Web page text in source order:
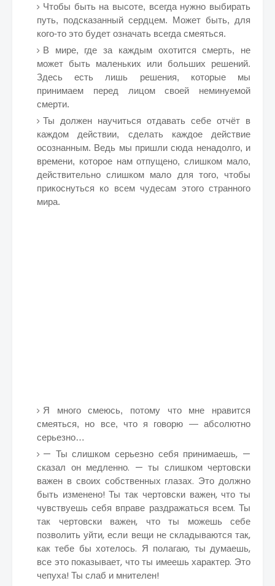
Чтобы быть на высоте, всегда нужно выбирать
путь, подсказанный сердцем. Может быть, для
кого-то это будет означать всегда смеяться.
В мире, где за каждым охотится смерть, не
может быть маленьких или больших решений.
Здесь есть лишь решения, которые мы
принимаем перед лицом своей неминуемой
смерти.
Ты должен научиться отдавать себе отчёт в
каждом действии, сделать каждое действие
осознанным. Ведь мы пришли сюда ненадолго, и
времени, которое нам отпущено, слишком мало,
действительно слишком мало для того, чтобы
прикоснуться ко всем чудесам этого странного
мира.
Я много смеюсь, потому что мне нравится
смеяться, но все, что я говорю — абсолютно
серьезно…
— Ты слишком серьезно себя принимаешь, —
сказал он медленно. — ты слишком чертовски
важен в своих собственных глазах. Это должно
быть изменено! Ты так чертовски важен, что ты
чувствуешь себя вправе раздражаться всем. Ты
так чертовски важен, что ты можешь себе
позволить уйти, если вещи не складываются так,
как тебе бы хотелось. Я полагаю, ты думаешь,
все это показывает, что ты имеешь характер. Это
чепуха! Ты слаб и мнителен!